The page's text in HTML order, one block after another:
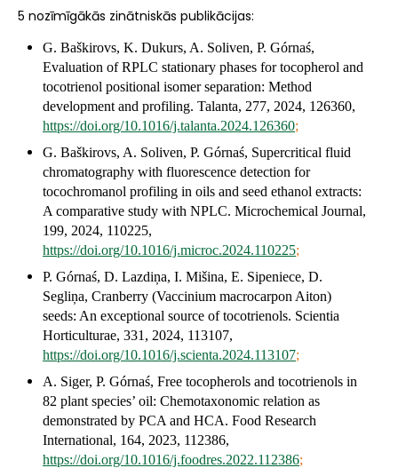
5 nozīmīgākās zinātniskās publikācijas:
G. Baškirovs, K. Dukurs, A. Soliven, P. Górnaś,
Evaluation of RPLC stationary phases for tocopherol and
tocotrienol positional isomer separation: Method
development and profiling. Talanta, 277, 2024, 126360,
https://doi.org/10.1016/j.talanta.2024.126360;
G. Baškirovs, A. Soliven, P. Górnaś, Supercritical fluid
chromatography with fluorescence detection for
tocochromanol profiling in oils and seed ethanol extracts:
A comparative study with NPLC. Microchemical Journal,
199, 2024, 110225,
https://doi.org/10.1016/j.microc.2024.110225;
P. Górnaś, D. Lazdiņa, I. Mišina, E. Sipeniece, D.
Segliņa, Cranberry (Vaccinium macrocarpon Aiton)
seeds: An exceptional source of tocotrienols. Scientia
Horticulturae, 331, 2024, 113107,
https://doi.org/10.1016/j.scienta.2024.113107;
A. Siger, P. Górnaś, Free tocopherols and tocotrienols in
82 plant species’ oil: Chemotaxonomic relation as
demonstrated by PCA and HCA. Food Research
International, 164, 2023, 112386,
https://doi.org/10.1016/j.foodres.2022.112386;